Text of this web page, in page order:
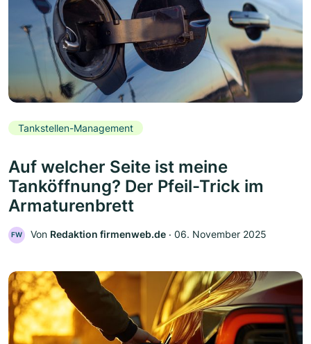
Tankstellen-Management
Auf welcher Seite ist meine
Tanköffnung? Der Pfeil-Trick im
Armaturenbrett
FW Von Redaktion firmenweb.de ‧ 06. November 2025